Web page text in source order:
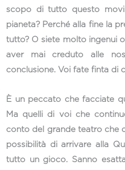
scopo di tutto questo
pianeta? Perché alla fine la
tutto? O siete molto ingenui
aver mai creduto alle
conclusione. Voi fate finta di
È un peccato che facciate
Ma quelli di voi che
conto del grande teatro che
possibilità di arrivare alla
tutto un gioco. Sanno